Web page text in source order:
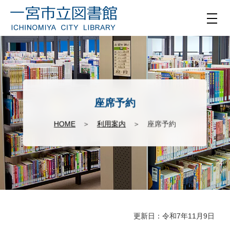
座席予約
HOME＞ 利用案内 ＞ 座席予約
更新日：令和7年11月9日